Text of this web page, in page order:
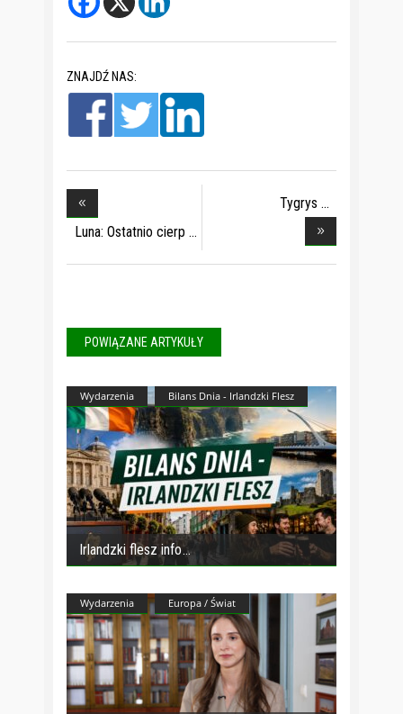
ZNAJDŹ NAS:
Luna: Ostatnio cierp
Tygrys
POWIĄZANE ARTYKUŁY
Wydarzenia Bilans Dnia - Irlandzki Flesz
Irlandzki flesz info
Wydarzenia Europa / Świat